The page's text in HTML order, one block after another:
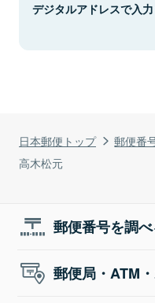
日本郵便トップ 郵便番
高木松元
デジタルアドレスで入力
郵便番号を調
郵便局・ATM